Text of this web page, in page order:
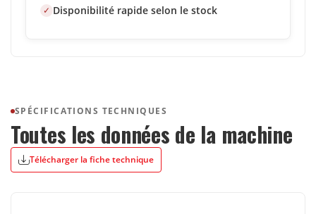
Disponibilité rapide selon le stock
SPÉCIFICATIONS TECHNIQUES
Toutes les données de la machine
Télécharger la fiche technique